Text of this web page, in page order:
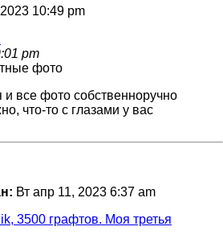
10:49 pm
pm
фото
и все фото собственноручно
что-то с глазами у вас
Вт апр 11, 2023 6:37 am
3500 графтов. Моя третья